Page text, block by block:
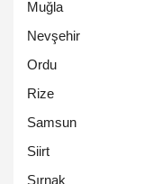
Muğla
Nevşehir
Ordu
Rize
Samsun
Siirt
Şırnak